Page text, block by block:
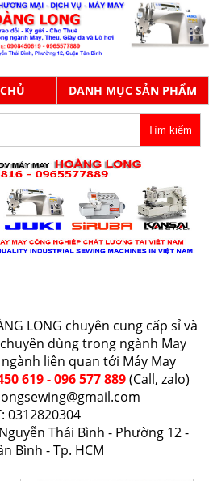
DANH MỤC SẢN PHẨM
LONG chuyên cung cấp sỉ và
chuyên dùng trong ngành May
liên quan tới Máy May
619 - 096 577 889(Call, zalo)
0312820304
Thái Bình - Phường 12 -
Bình - Tp. HCM